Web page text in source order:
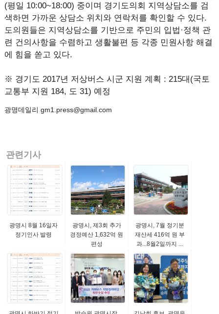
(평일 10:00~18:00) 중이며 경기도의회 지역상담소를 검
색하면 가까운 상담소 위치와 연락처를 확인할 수 있다.
도의원들은 지역상담소를 기반으로 주민의 입법·정책 관
련 건의사항을 수렴하고 생활불편 등 각종 민원사항 해결
에 힘을 쏟고 있다.
※ 경기도 2017년 저상버스 시군 지원 계획 : 215대(국토
교통부 지원 184, 도 31) 예정
광명데일리 gm1.press@gmail.com
관련기사
광명시 8월 16일자
정기인사 발령
광명시, 제3회 추가
경정예산 1,632억 원
편성
광명시, 7월 정기분
재산세 416억 원 부
과...8월2일까지 ...